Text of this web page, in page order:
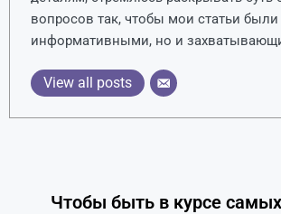
вопросов так, чтобы мои статьи были
информативными, но и
View all posts
Чтобы быть в курсе